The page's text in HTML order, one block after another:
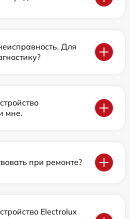
Для
мне.
при ремонте?
Electrolux